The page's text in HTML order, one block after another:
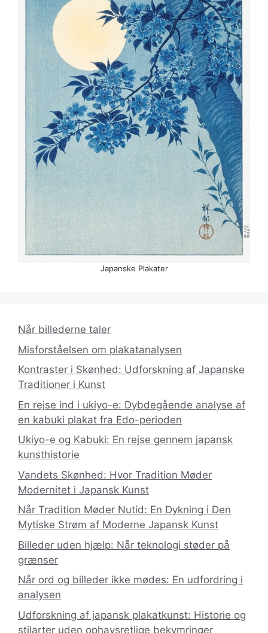
Japanske Plakater
Når billederne taler
Misforståelsen om plakatanalysen
Kontraster i Skønhed: Udforskning af Japanske
Traditioner i Kunst
En rejse ind i ukiyo-e: Dybdegående analyse af
en kabuki plakat fra Edo-perioden
Ukiyo-e og Kabuki: En rejse gennem japansk
kunsthistorie
Vandets Skønhed: Hvor Tradition Møder
Modernitet i Japansk Kunst
Når Tradition Møder Nutid: En Dykning i Den
Mytiske Strøm af Moderne Japansk Kunst
Billeder uden hjælp: Når teknologi støder på
grænser
Når ord og billeder ikke mødes: En udfordring i
analysen
Udforskning af japansk plakatkunst: Historie og
stilarter uden ophavsretlige bekymringer